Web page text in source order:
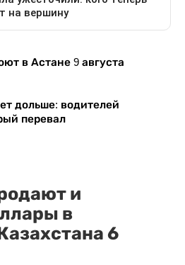
в Астане 9 августа
дольше: водителей
перевал
и
в
6